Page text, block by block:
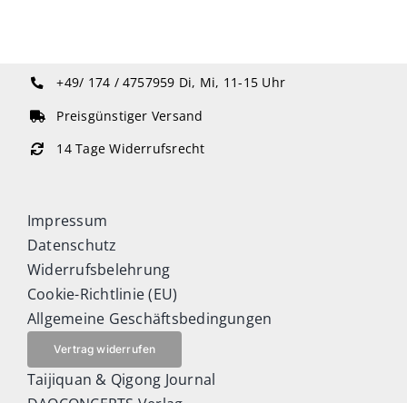
+49/ 174 / 4757959 Di, Mi, 11-15 Uhr
Preisgünstiger Versand
14 Tage Widerrufsrecht
Impressum
Datenschutz
Widerrufsbelehrung
Cookie-Richtlinie (EU)
Allgemeine Geschäftsbedingungen
Vertrag widerrufen
Taijiquan & Qigong Journal